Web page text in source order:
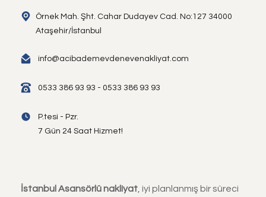
Örnek Mah. Şht. Cahar Dudayev Cad. No:127 34000
Ataşehir/İstanbul
info@acibademevdenevenakliyat.com
0533 386 93 93 - 0533 386 93 93
P.tesi - Pzr.
7 Gün 24 Saat Hizmet!
İstanbul Asansörlü nakliyat , iyi planlanmış bir süreci